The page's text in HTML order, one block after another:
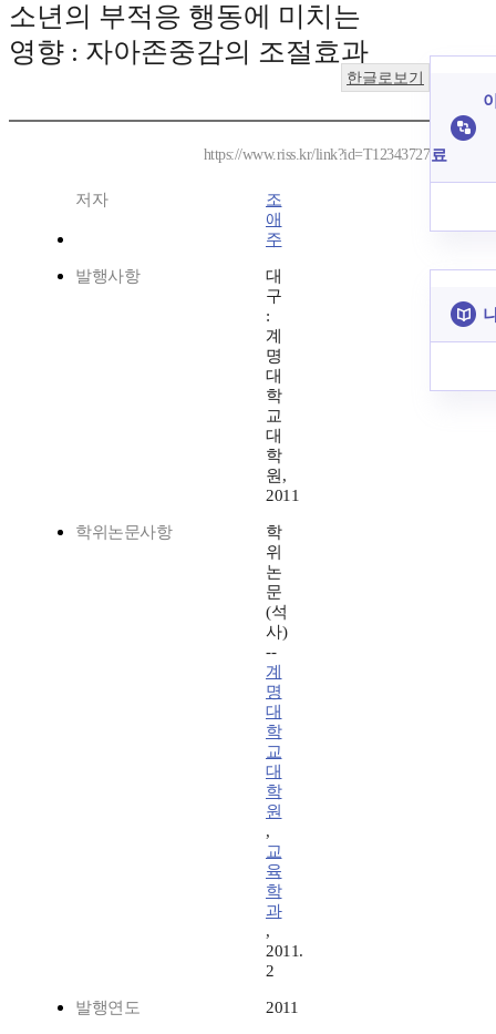
소년의 부적응 행동에 미치는
영향 : 자아존중감의 조절효과
한글로보기
https://www.riss.kr/link?id=T12343727
저자
조
애
주
발행사항
대
구
:
계
명
대
학
교
대
학
원,
2011
학위논문사항
학
위
논
문
(석
사)
--
계
명
대
학
교
대
학
원
,
교
육
학
과
,
2011.
2
발행연도 2011
료